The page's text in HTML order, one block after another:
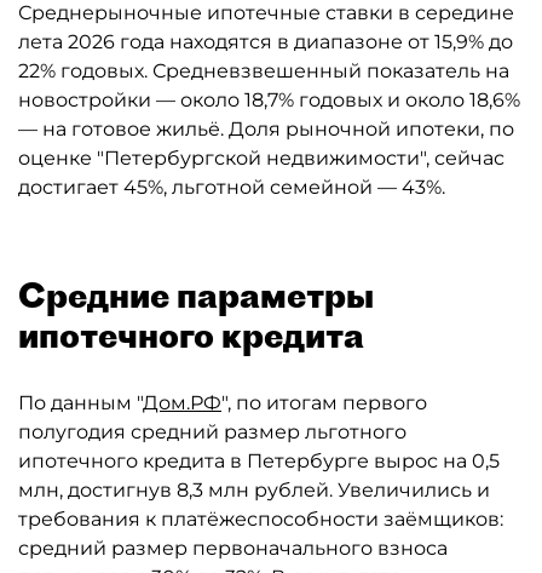
Среднерыночные ипотечные ставки в середине
лета 2026 года находятся в диапазоне от 15,9% до
22% годовых. Средневзвешенный показатель на
новостройки — около 18,7% годовых и около 18,6%
— на готовое жильё. Доля рыночной ипотеки, по
оценке "Петербургской недвижимости", сейчас
достигает 45%, льготной семейной — 43%.
Средние параметры
ипотечного кредита
По данным "Дом.РФ", по итогам первого
полугодия средний размер льготного
ипотечного кредита в Петербурге вырос на 0,5
млн, достигнув 8,3 млн рублей. Увеличились и
требования к платёжеспособности заёмщиков:
средний размер первоначального взноса